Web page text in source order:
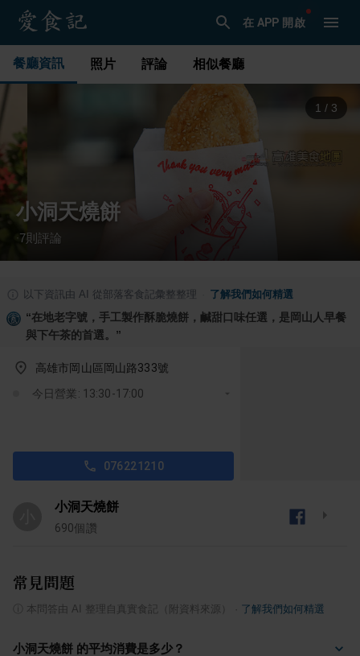
在 APP 開啟
餐廳資訊 照片 評論 相似餐廳
1 / 3
小洞天燒餅
·7則評論
以下資訊由 AI 從部落客食記彙整整理 了解我們如何精選
“在地老字號，手工製作酥脆燒餅，鹹甜口味任選，是岡山人早餐
與下午茶的首選。 ”
高雄市岡山區岡山路333號
今日營業: 13:30-17:00
076221210
小洞天燒餅
690個讚
常見問題
本問答由 AI 整理自真實食記（附資料來源） 了解我們如何精選
小洞天燒餅 的平均消費是多少？